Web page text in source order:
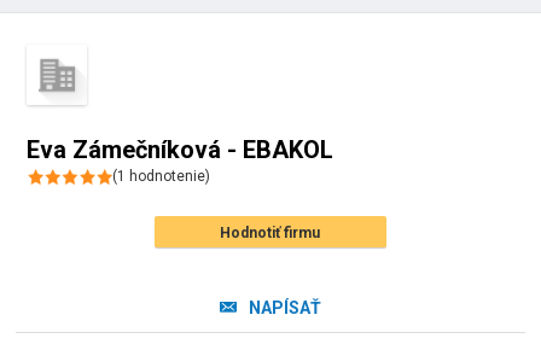
Eva Zámečníková - EBAKOL
(1 hodnotenie)
Hodnotiť firmu
NAPÍSAŤ